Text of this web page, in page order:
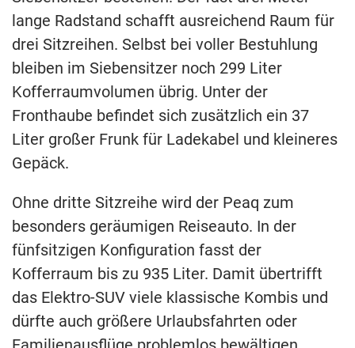
lange Radstand schafft ausreichend Raum für
drei Sitzreihen. Selbst bei voller Bestuhlung
bleiben im Siebensitzer noch 299 Liter
Kofferraumvolumen übrig. Unter der
Fronthaube befindet sich zusätzlich ein 37
Liter großer Frunk für Ladekabel und kleineres
Gepäck.
Ohne dritte Sitzreihe wird der Peaq zum
besonders geräumigen Reiseauto. In der
fünfsitzigen Konfiguration fasst der
Kofferraum bis zu 935 Liter. Damit übertrifft
das Elektro-SUV viele klassische Kombis und
dürfte auch größere Urlaubsfahrten oder